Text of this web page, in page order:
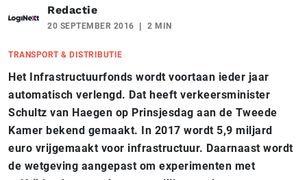
Redactie
20 SEPTEMBER 2016 2 MIN
TRANSPORT & DISTRIBUTIE
Het Infrastructuurfonds wordt voortaan ieder jaar
automatisch verlengd. Dat heeft verkeersminister
Schultz van Haegen op Prinsjesdag aan de Tweede
Kamer bekend gemaakt. In 2017 wordt 5,9 miljard
euro vrijgemaakt voor infrastructuur. Daarnaast wordt
de wetgeving aangepast om experimenten met